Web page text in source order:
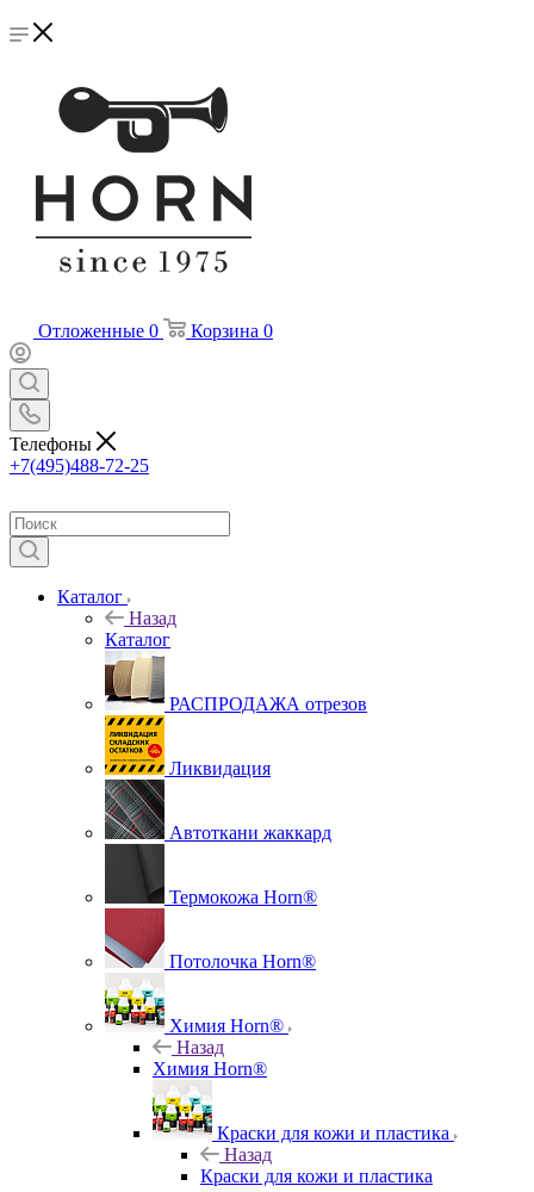
Отложенные 0 Корзина 0
Телефоны
+7(495)488-72-25
Каталог
Назад
Каталог
РАСПРОДАЖА отрезов
Ликвидация
Автоткани жаккард
Термокожа Horn®
Потолочка Horn®
Химия Horn®
Назад
Химия Horn®
Краски для кожи и пластика
Назад
Краски для кожи и пластика